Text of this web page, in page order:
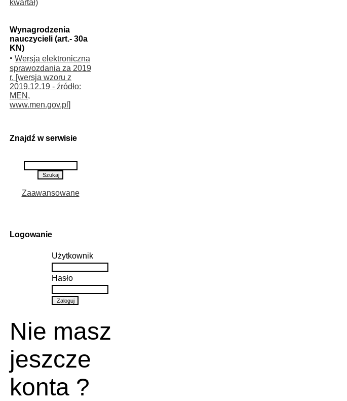
kwartał)
Wynagrodzenia
nauczycieli (art.- 30a
KN)
· Wersja elektroniczna
sprawozdania za 2019
r. [wersja wzoru z
2019.12.19 - źródło:
MEN,
www.men.gov.pl]
Znajdź w serwisie
Zaawansowane
Logowanie
Użytkownik
Hasło
Nie masz
jeszcze
konta ?